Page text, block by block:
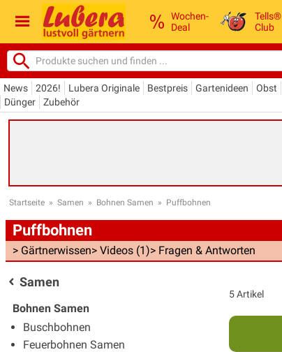
Wochen-
Deal
Tells®
Club
News 2026! Lubera Originale Bestpreis Gartenideen Obst
Dünger
Zubehör
Startseite » Samen » Bohnen Samen » Puffbohnen
Puffbohnen
> Gärtnerwissen> Videos (1)> Fragen & Antworten
Samen
Bohnen Samen
Buschbohnen
Feuerbohnen Samen
5 Artikel